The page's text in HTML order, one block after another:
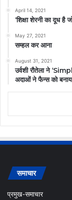
April 14, 2021
‘शिक्षा शेरनी का दूध है
May 27, 2021
सम्हल कर आना
August 31, 2021
उर्वशी रौतेला ने
अदाओं ने फैन्स को बनाया
समाचार
प्रमुख-समाचार